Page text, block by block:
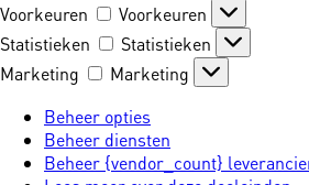
Voorkeuren
Voorkeuren
Statistieken
Statistieken
Marketing
Marketing
Beheer opties
Beheer diensten
Beheer {vendor_count}